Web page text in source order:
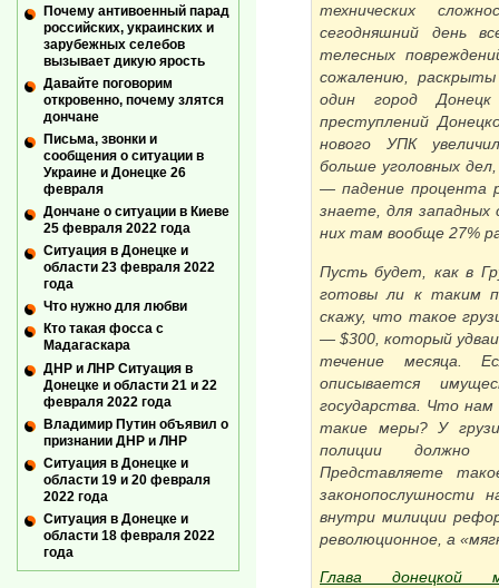
технических
сегодняшний день
телесных
сожалению,
один город
преступлений
нового УПК
больше уголовных
— падение процента
знаете, для
них там вообще 27%
Пусть будет, как в
готовы ли к таким
скажу, что такое
— $300, который
течение месяца.
описывается
государства. Что
такие меры? У
полиции должно
Представляете
законопослушности
внутри милиции
революционное, а
Глава донецкой
Почему антивоенный парад
российских, украинских и
зарубежных селебов
вызывает дикую ярость
Давайте поговорим
откровенно, почему злятся
дончане
Письма, звонки и
сообщения о ситуации в
Украине и Донецке 26
февраля
Дончане о ситуации в Киеве
25 февраля 2022 года
Ситуация в Донецке и
области 23 февраля 2022
года
Что нужно для любви
Кто такая фосса с
Мадагаскара
ДНР и ЛНР Ситуация в
Донецке и области 21 и 22
февраля 2022 года
Владимир Путин объявил о
признании ДНР и ЛНР
Ситуация в Донецке и
области 19 и 20 февраля
2022 года
Ситуация в Донецке и
области 18 февраля 2022
года